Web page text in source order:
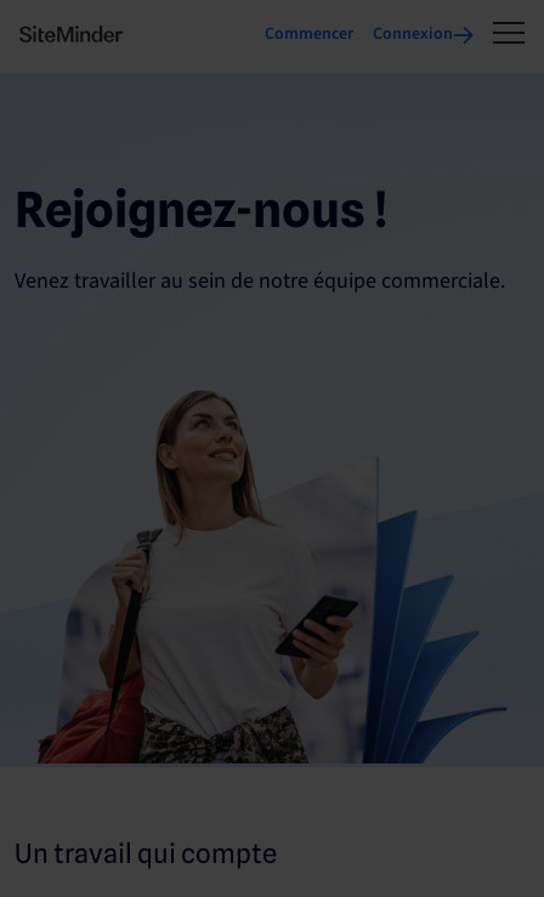
Commencer Connexion
Rejoignez-nous !
Venez travailler au sein de notre équipe commerciale.
Un travail qui compte